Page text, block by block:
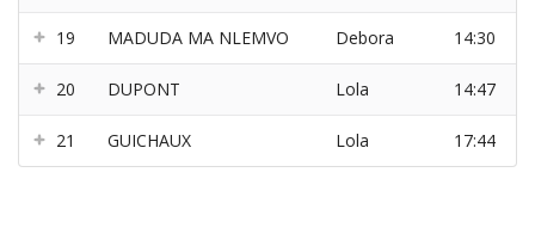
19 MADUDA MA NLEMVO Debora 14:30
20 DUPONT Lola 14:47
21 GUICHAUX Lola 17:44